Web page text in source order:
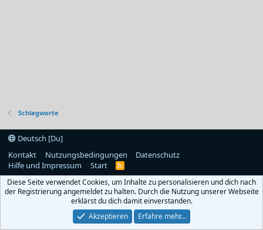
Schlagworte
Deutsch [Du]
Kontakt
Nutzungsbedingungen
Datenschutz
Hilfe und Impressum
Start
R
S
Diese Seite verwendet Cookies, um Inhalte zu personalisieren und dich nach
der Registrierung angemeldet zu halten. Durch die Nutzung unserer Webseite
erklärst du dich damit einverstanden.
Akzeptieren
Erfahre mehr…